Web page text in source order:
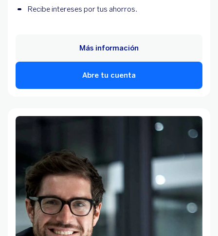
Recibe intereses por tus ahorros.
Abre tu cuenta
Más información